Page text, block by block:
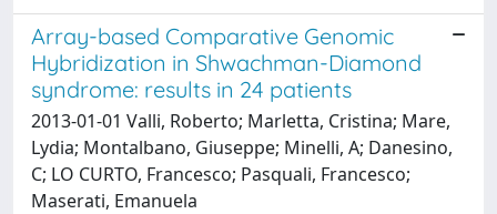
Array-based Comparative Genomic
Hybridization in Shwachman-Diamond
syndrome: results in 24 patients
2013-01-01 Valli, Roberto; Marletta, Cristina; Mare,
Lydia; Montalbano, Giuseppe; Minelli, A; Danesino,
C; LO CURTO, Francesco; Pasquali, Francesco;
Maserati, Emanuela